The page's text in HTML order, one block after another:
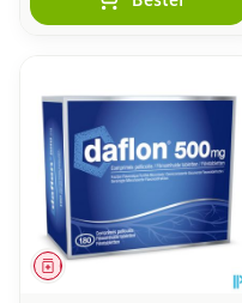
Geneesmiddel